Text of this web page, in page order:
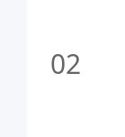
02